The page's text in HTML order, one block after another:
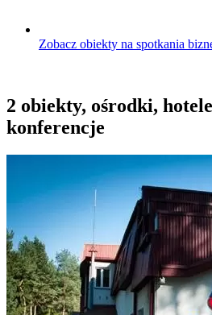
Zobacz obiekty na spotkania
2 obiekty, ośrodki,
konferencje